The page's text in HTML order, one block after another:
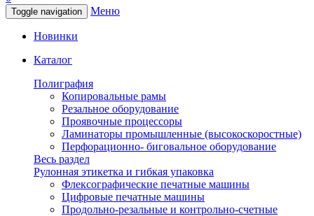
Toggle navigation Меню
Новинки
Каталог
Полиграфия
Копировальные рамы
Резальное оборудование
Проявочные процессоры
Ламинаторы промышленные (высокоскоростные)
Перфорационно- биговальное оборудование
Весь раздел
Рулонная этикетка и гибкая упаковка
Флексографические печатные машины
Цифровые печатные машины
Продольно-резальные и контрольно-счетные